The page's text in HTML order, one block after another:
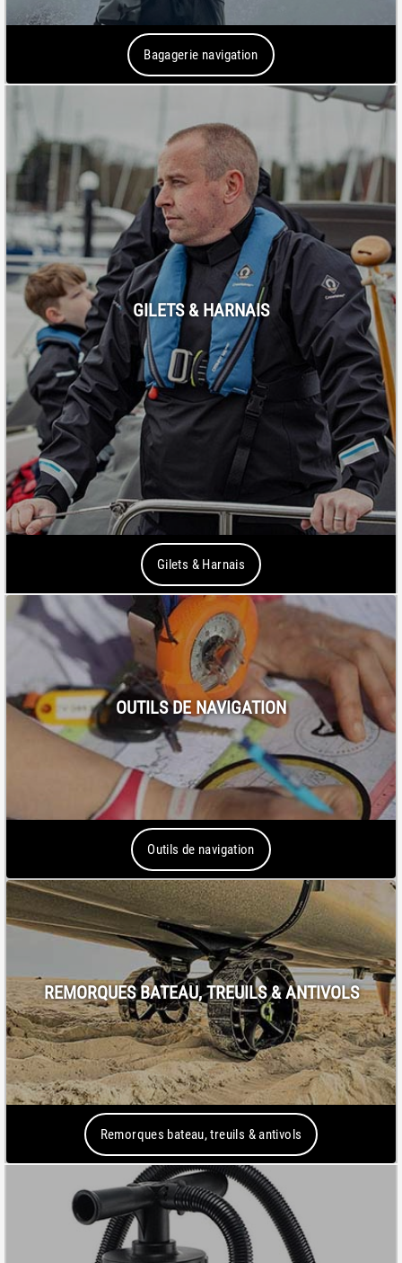
Bagagerie navigation
GILETS & HARNAIS
Gilets & Harnais
OUTILS DE NAVIGATION
Outils de navigation
REMORQUES BATEAU, TREUILS & ANTIVOLS
Remorques bateau, treuils & antivols